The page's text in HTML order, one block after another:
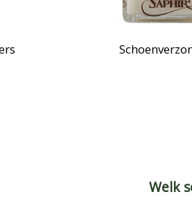
Welk